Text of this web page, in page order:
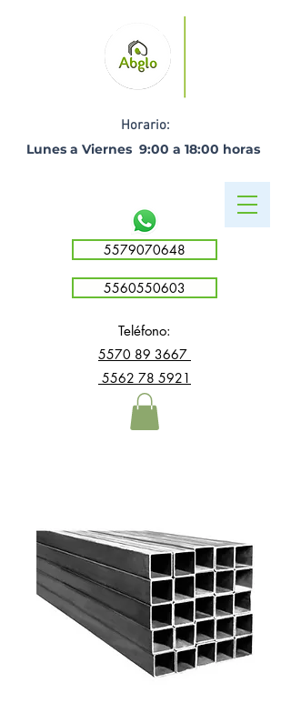
Horario:
Lunes a Viernes 9:00 a 18:00 horas ​
5579070648
5560550603
Teléfono:
5570 89 3667
5562 78 5921